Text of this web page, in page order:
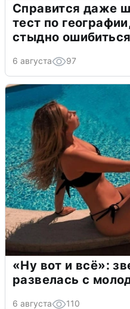
Справится даже
тест по
стыдно ошибиться
6 августа 97
«Ну вот и всё»:
развелась с
6 августа 110